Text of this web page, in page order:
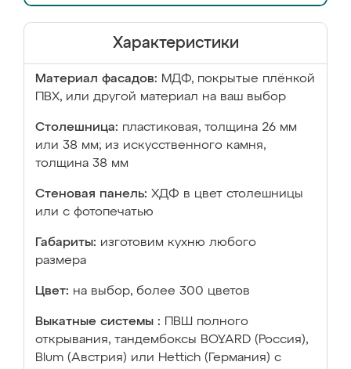
Характеристики
Материал фасадов: МДФ, покрытые плёнкой
ПВХ, или другой материал на ваш выбор
Столешница: пластиковая, толщина 26 мм
или 38 мм; из искусственного камня,
толщина 38 мм
Стеновая панель: ХДФ в цвет столешницы
или с фотопечатью
Габариты: изготовим кухню любого
размера
Цвет: на выбор, более 300 цветов
Выкатные системы :
ПВШ полного
открывания, тандембоксы BOYARD (Россия),
Blum (Австрия) или Hettich (Германия) с